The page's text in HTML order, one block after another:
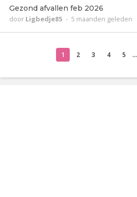
Gezond afvallen feb 2026
door Ligbedje85 - 5 maanden geleden
1 2 3 4 5 ...